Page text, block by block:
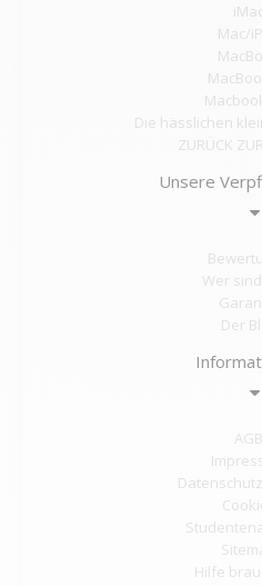
iMac
Mac/
Die hässlichen
ZURÜCK
Unsere
Wer
Der
AGB
Hilfe